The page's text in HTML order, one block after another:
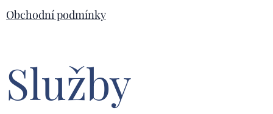
Obchodní podmínky
Služby